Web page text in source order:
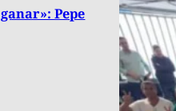
Pepe